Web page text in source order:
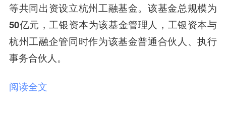
等共同出资设立杭州工融基金。该基金总规模为
50亿元 ，工银资本为该基金管理人，工银资本与
杭州工融企管同时作为该基金普通合伙人、执行
事务合伙人。
阅读全文